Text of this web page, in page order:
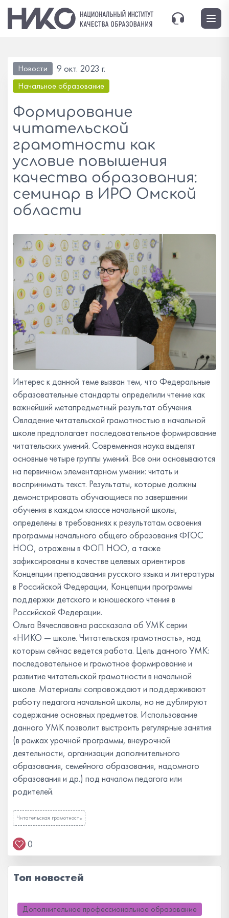
Новости 9 окт. 2023 г.
Начальное образование
Формирование
читательской
грамотности как
условие повышения
качества образования:
семинар в ИРО Омской
области
Интерес к данной теме вызван тем, что Федеральные
образовательные стандарты определили чтение как
важнейший метапредметный результат обучения.
Овладение читательской грамотностью в начальной
школе предполагает последовательное формирование
читательских умений. Современная наука выделят
основные четыре группы умений. Все они основываются
на первичном элементарном умении: читать и
воспринимать текст. Результаты, которые должны
демонстрировать обучающиеся по завершении
обучения в каждом классе начальной школы,
определены в требованиях к результатам освоения
программы начального общего образования ФГОС
НОО, отражены в ФОП НОО, а также
зафиксированы в качестве целевых ориентиров
Концепции преподавания русского языка и литературы
в Российской Федерации, Концепции программы
поддержки детского и юношеского чтения в
Российской Федерации.
Ольга Вячеславовна рассказала об УМК серии
«НИКО — школе. Читательская грамотность», над
которым сейчас ведется работа. Цель данного УМК:
последовательное и грамотное формирование и
развитие читательской грамотности в начальной
школе. Материалы сопровождают и поддерживают
работу педагога начальной школы, но не дублируют
содержание основных предметов. Использование
данного УМК позволит выстроить регулярные занятия
(в рамках урочной программы, внеурочной
деятельности, организации дополнительного
образования, семейного образования, надомного
образования и др.) под началом педагога или
родителей.
Читательская грамотность
0
Топ новостей
Дополнительное профессиональное образование